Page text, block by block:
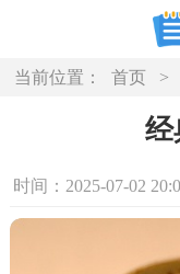
当前位置： 首页 >
经
时间：2025-07-02